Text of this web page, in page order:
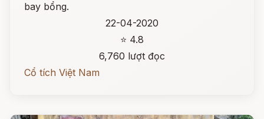
bay bổng.
22-04-2020
⭐ 4.8
6,760 lượt đọc
Cổ tích Việt Nam